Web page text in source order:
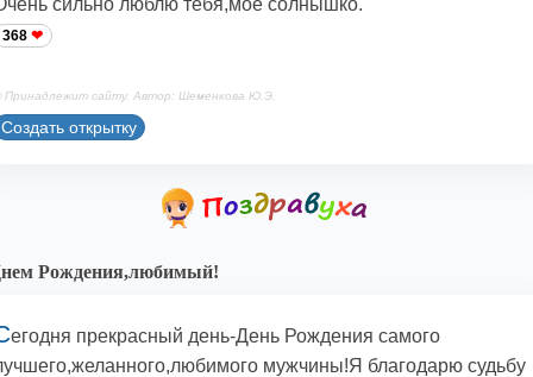
сильно люблю тебя,мое солнышко.
368
Принадлежит сайту. Автор: Шеменкова Ю.Э.
Создать открытку
Рождения,любимый!
егодня прекрасный день-День Рождения самого
мужчины!Я благодарю судьбу